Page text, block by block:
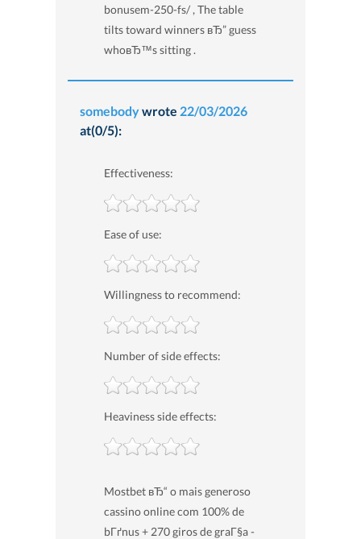
bonusem-250-fs/ , The table
tilts toward winners вЂ” guess
whoвЂ™s sitting .
somebodywrote 22/03/2026
at(0/5):
Effectiveness:
Ease of use:
Willingness to recommend:
Number of side effects:
Heaviness side effects:
Mostbet вЂ“ o mais generoso
cassino online com 100% de
bГґnus + 270 giros de graГ§a -